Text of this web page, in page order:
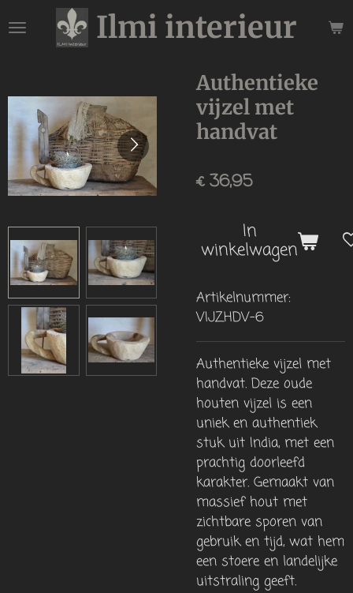
direct
hoofdinhoud
Ilmi interieur
Authentieke
vijzel met
handvat
€ 36,95
In
winkelwagen
Artikelnummer:
VIJZHDV-6
Authentieke vijzel met
handvat. Deze oude
houten vijzel is een
uniek en authentiek
stuk uit India, met een
prachtig doorleefd
karakter. Gemaakt van
massief hout met
zichtbare sporen van
gebruik en tijd, wat hem
een stoere en landelijke
uitstraling geeft.